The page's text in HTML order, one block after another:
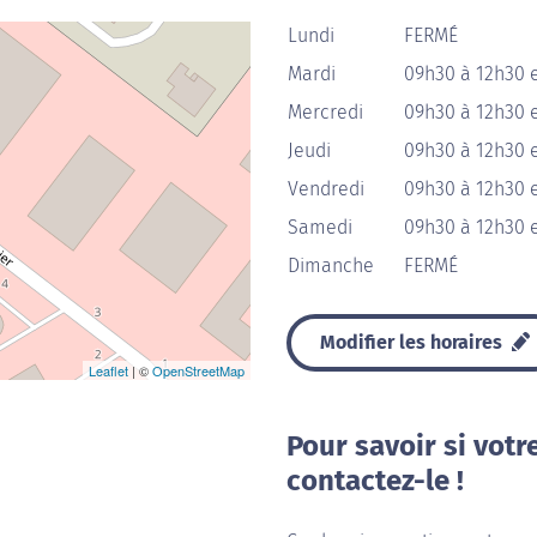
Leaflet | ©OpenStreetMap
Lundi
FERMÉ
Mardi
09h30 à 12h30
Mercredi
09h30 à 12h30
Jeudi
09h30 à 12h30
Vendredi
09h30 à 12h30
Samedi
09h30 à 12h30
Dimanche
FERMÉ
Modifier les horaires
Pour savoir si
contactez-le !